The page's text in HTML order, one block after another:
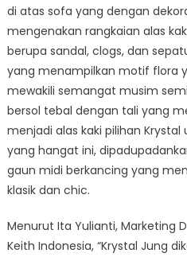
di atas sofa yang dengan
mengenakan rangkaian alas
berupa sandal, clogs, dan
yang menampilkan motif flora
mewakili semangat musim
bersol tebal dengan tali yang
menjadi alas kaki pilihan
yang hangat ini,
gaun midi berkancing yang
klasik dan chic.
Menurut Ita Yulianti, Marketing
Keith Indonesia, “Krystal Jung